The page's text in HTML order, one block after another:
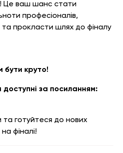
! Це ваш шанс стати
професіоналів,
та прокласти шлях до фіналу
бути круто!
за посиланням:
та готуйтеся до нових
фіналі!